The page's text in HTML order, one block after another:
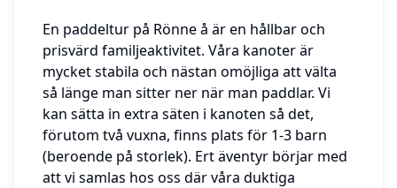
En paddeltur på Rönne å är en hållbar och
prisvärd familjeaktivitet. Våra kanoter är
mycket stabila och nästan omöjliga att välta
så länge man sitter ner när man paddlar. Vi
kan sätta in extra säten i kanoten så det,
förutom två vuxna, finns plats för 1-3 barn
(beroende på storlek). Ert äventyr börjar med
att vi samlas hos oss där våra duktiga